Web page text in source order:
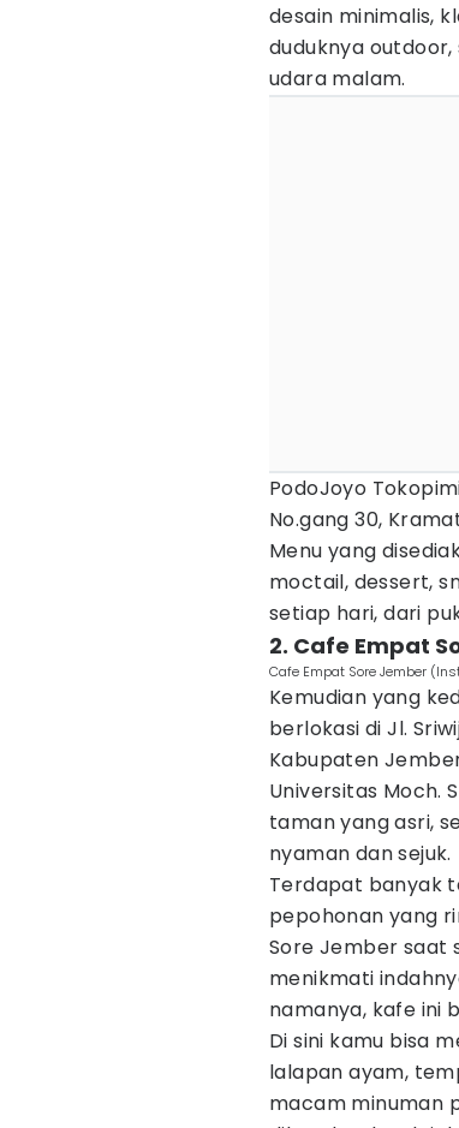
desain minimalis,
duduknya
udara malam.
PodoJoyo
No.gang 30,
Menu yang
moctail, dessert,
setiap hari, dari
2. Cafe Empat
Cafe Empat Sore Jember
Kemudian yang
berlokasi di Jl.
Kabupaten
Universitas Moch.
taman yang asri,
nyaman dan sejuk.
Terdapat banyak
pepohonan yang
Sore Jember saat
menikmati
namanya, kafe ini
Di sini kamu bisa
lalapan ayam,
macam minuman